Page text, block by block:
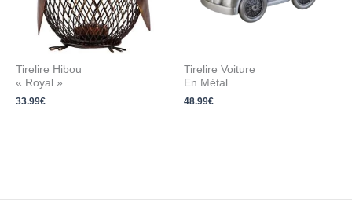
Tirelire Hibou
« Royal »
33.99€
Tirelire Voiture
En Métal
48.99€